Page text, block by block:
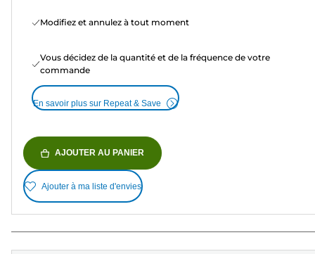
Modifiez et annulez à tout moment
Vous décidez de la quantité et de la fréquence de votre
commande
En savoir plus sur Repeat & Save
AJOUTER AU PANIER
Ajouter à ma liste d'envies